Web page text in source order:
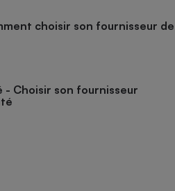
choisir son fournisseur de
- Choisir son fournisseur